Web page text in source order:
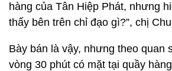
hàng của Tân Hiệp Phát, nhưng
thấy bên trên chỉ đạo gì?”, chị
Bày bán là vậy, nhưng theo quan
vòng 30 phút có mặt tại quầy